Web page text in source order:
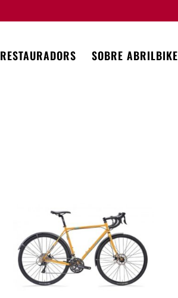
RESTAURADORS SOBRE ABRILBIKE